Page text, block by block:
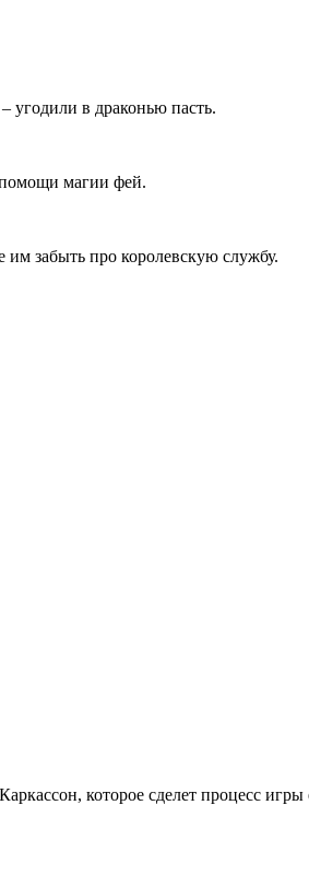
угодили в драконью пасть.
магии фей.
забыть про королевскую службу.
которое сделет процесс игры